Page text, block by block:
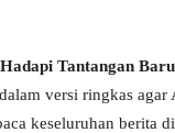
Tantangan
versi ringkas agar
keseluruhan